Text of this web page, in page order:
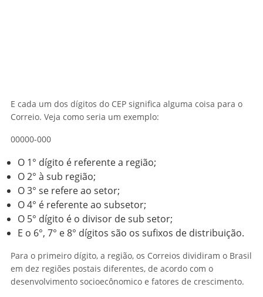
E cada um dos dígitos do CEP significa alguma coisa para o
Correio. Veja como seria um exemplo:
00000-000
O 1° dígito é referente a região;
O 2° à sub região;
O 3° se refere ao setor;
O 4° é referente ao subsetor;
O 5° dígito é o divisor de sub setor;
E o 6°, 7° e 8° dígitos são os sufixos de distribuição.
Para o primeiro dígito, a região, os Correios dividiram o Brasil
em dez regiões postais diferentes, de acordo com o
desenvolvimento socioecônomico e fatores de crescimento.